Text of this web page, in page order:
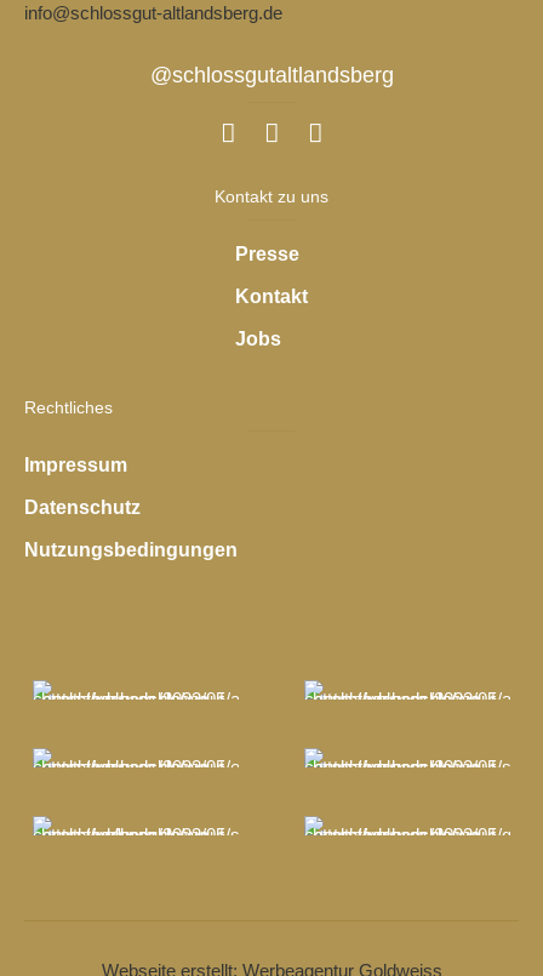
info@schlossgut-altlandsberg.de
@schlossgutaltlandsberg
Kontakt zu uns
Presse
Kontakt
Jobs
Rechtliches
Impressum
Datenschutz
Nutzungsbedingungen
Webseite erstellt: Werbeagentur Goldweiss